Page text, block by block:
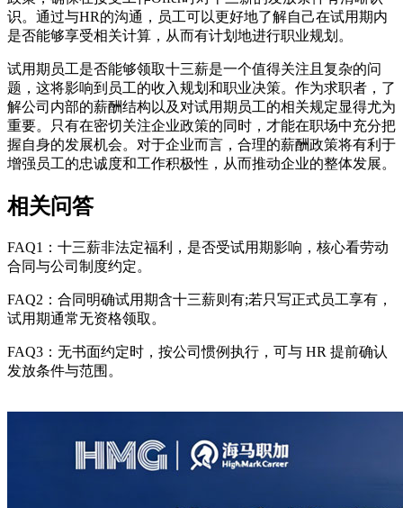
识。通过与HR的沟通，员工可以更好地了解自己在试用期内
是否能够享受相关计算，从而有计划地进行职业规划。
试用期员工是否能够领取十三薪是一个值得关注且复杂的问
题，这将影响到员工的收入规划和职业决策。作为求职者，了
解公司内部的薪酬结构以及对试用期员工的相关规定显得尤为
重要。只有在密切关注企业政策的同时，才能在职场中充分把
握自身的发展机会。对于企业而言，合理的薪酬政策将有利于
增强员工的忠诚度和工作积极性，从而推动企业的整体发展。
相关问答
FAQ1：十三薪非法定福利，是否受试用期影响，核心看劳动
合同与公司制度约定。
FAQ2：合同明确试用期含十三薪则有;若只写正式员工享有，
试用期通常无资格领取。
FAQ3：无书面约定时，按公司惯例执行，可与 HR 提前确认
发放条件与范围。